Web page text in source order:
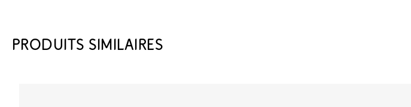
PRODUITS SIMILAIRES